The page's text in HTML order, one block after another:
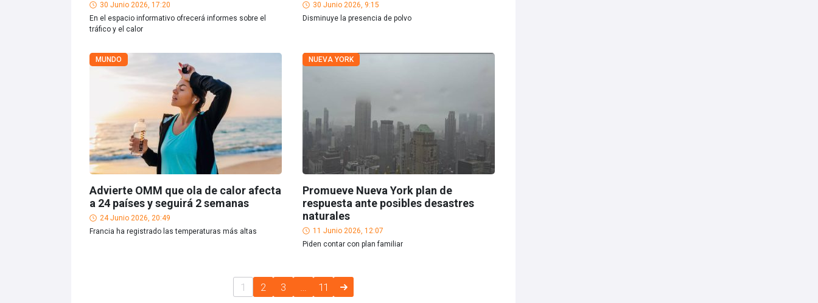
30 Junio 2026, 17:20
En el espacio informativo ofrecerá informes sobre el
tráfico y el calor
30 Junio 2026, 9:15
Disminuye la presencia de polvo
MUNDO
Advierte OMM que ola de calor afecta
a 24 países y seguirá 2 semanas
24 Junio 2026, 20:49
Francia ha registrado las temperaturas más altas
NUEVA YORK
Promueve Nueva York plan de
respuesta ante posibles desastres
naturales
11 Junio 2026, 12:07
Piden contar con plan familiar
1 2 3 11